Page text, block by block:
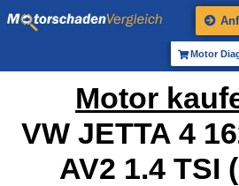
Motor
Motor
VW JETTA 4
AV2 1.4 TSI